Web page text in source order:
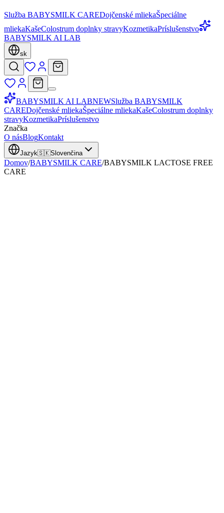
Služba BABYSMILK CAREDojčenské mliekaŠpeciálne
mliekaKašeColostrum doplnky stravyKozmetikaPríslušenstvo
BABYSMILK AI LAB
sk
BABYSMILK AI LABNEWSlužba BABYSMILK
CAREDojčenské mliekaŠpeciálne mliekaKašeColostrum doplnky
stravyKozmetikaPríslušenstvo
Značka
O násBlogKontakt
Jazyk🇸🇰Slovenčina
Domov/BABYSMILK CARE/BABYSMILK LACTOSE FREE
CARE